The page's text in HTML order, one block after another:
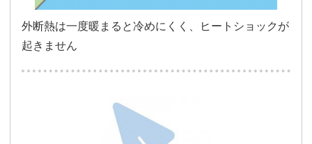
外断熱は一度暖まると冷めにくく、ヒートショックが
起きません